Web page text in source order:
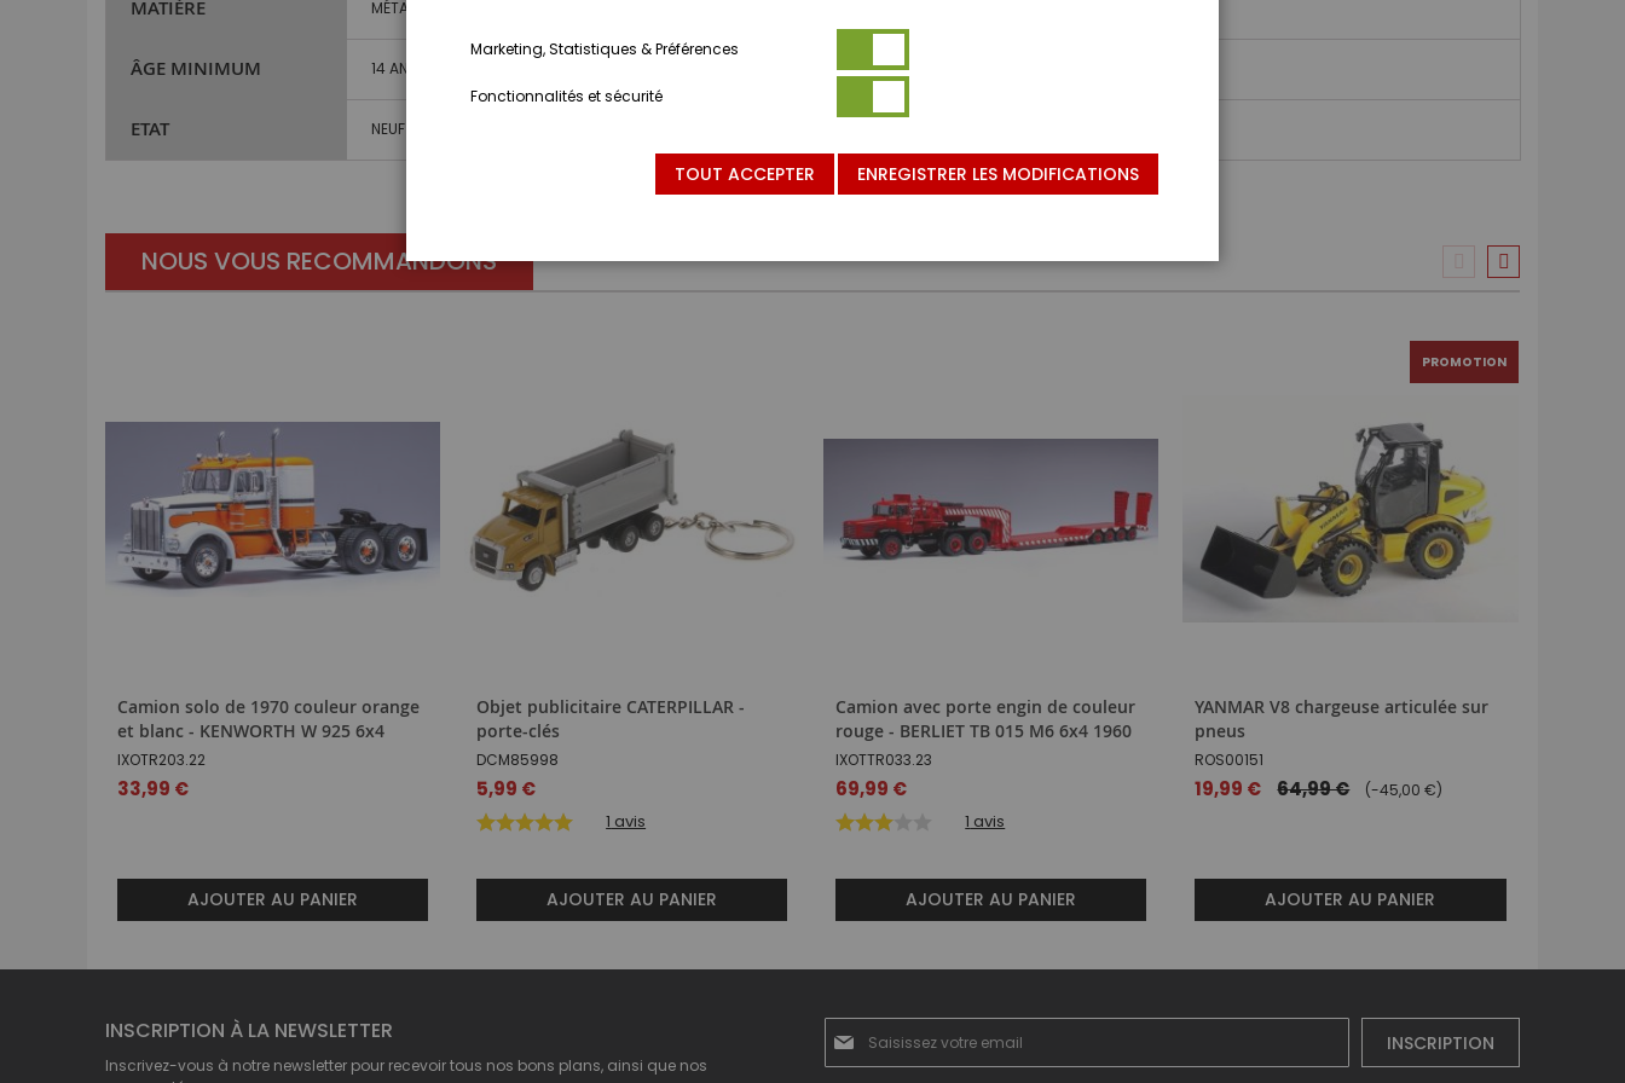
MATIÈRE MÉTAL ET PLASTIQUE
ÂGE MINIMUM 14 ANS ET PLUS
ETAT NEUF
NOUS VOUS RECOMMANDONS
Camion solo de 1970 couleur orange
et blanc - KENWORTH W 925 6x4
IXOTR203.22
33,99 €
AJOUTER AU PANIER
Objet publicitaire CATERPILLAR -
porte-clés
DCM85998
5,99 €
1 avis
AJOUTER AU PANIER
Camion avec porte engin de couleur
rouge - BERLIET TB 015 M6 6x4 1960
IXOTTR033.23
69,99 €
1 avis
AJOUTER AU PANIER
PROMOTION
YANMAR V8 chargeuse articulée sur
pneus
ROS00151
Prix
19,99 € 64,99 € (-45,00 €)
AJOUTER AU PANIER
INSCRIPTION À LA NEWSLETTER
Inscrivez-vous à notre newsletter pour recevoir tous nos bons plans, ainsi que nos
notre
INSCRIPTION
Marketing, Statistiques & Préférences
Fonctionnalités et sécurité
TOUT ACCEPTER ENREGISTRER LES MODIFICATIONS